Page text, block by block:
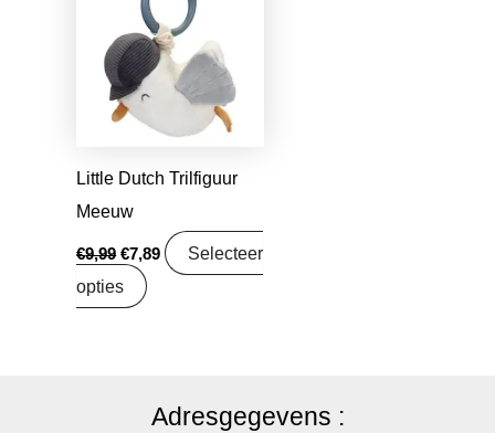
Little Dutch Trilfiguur
Meeuw
€9,99
was:
€9,99.
€7,89
€7,89.
Selecteer
opties
Adresgegevens :